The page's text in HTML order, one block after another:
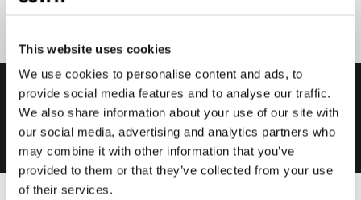
This website uses cookies
We use cookies to personalise content and ads, to
provide social media features and to analyse our traffic.
We also share information about your use of our site with
our social media, advertising and analytics partners who
may combine it with other information that you’ve
provided to them or that they’ve collected from your use
of their services.